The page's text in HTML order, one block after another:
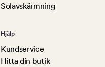
Solavskärmning
Hjälp
Kundservice
Hitta din butik